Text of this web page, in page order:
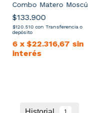
Combo Matero Moscú
$133.900
$120.510con Transferencia o
depósito
6 x$22.316,67 sin
interés